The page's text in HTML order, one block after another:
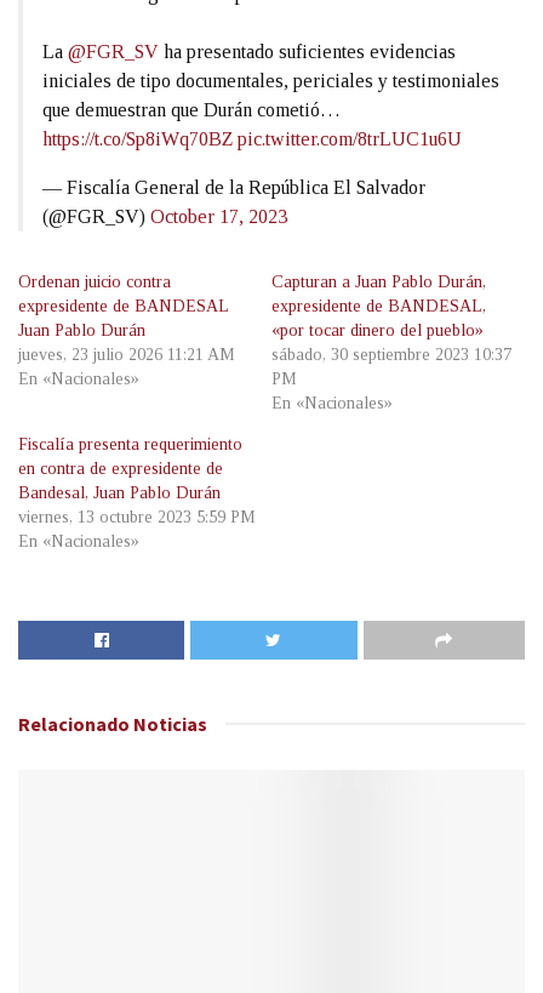
La @FGR_SV ha presentado suficientes evidencias
iniciales de tipo documentales, periciales y testimoniales
que demuestran que Durán cometió…
https://t.co/Sp8iWq70BZ pic.twitter.com/8trLUC1u6U
— Fiscalía General de la República El Salvador
(@FGR_SV) October 17, 2023
Ordenan juicio contra
expresidente de BANDESAL
Juan Pablo Durán
jueves, 23 julio 2026 11:21 AM
En «Nacionales»
Capturan a Juan Pablo Durán,
expresidente de BANDESAL,
«por tocar dinero del pueblo»
sábado, 30 septiembre 2023 10:37
PM
En «Nacionales»
Fiscalía presenta requerimiento
en contra de expresidente de
Bandesal, Juan Pablo Durán
viernes, 13 octubre 2023 5:59 PM
En «Nacionales»
Relacionado Noticias